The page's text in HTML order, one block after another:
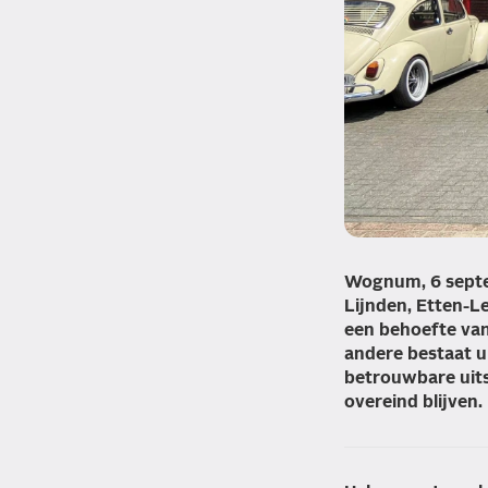
Wognum, 6
Lijnden, Etten-
een behoefte
andere bestaat
betrouwbare
overeind blijven.